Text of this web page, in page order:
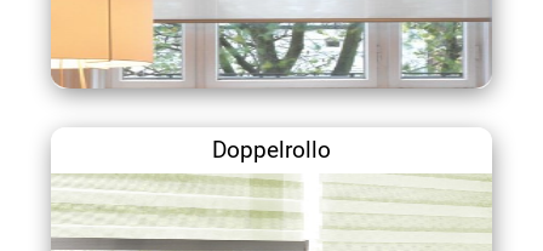
Doppelrollo